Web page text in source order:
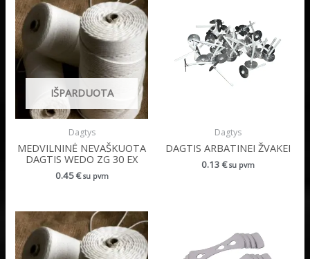
IŠPARDUOTA
Dagtys
MEDVILNINĖ NEVAŠKUOTA
DAGTIS WEDO ZG 30 EX
0.45€ su pvm
Dagtys
DAGTIS ARBATINEI ŽVAKEI
0.13€ su pvm